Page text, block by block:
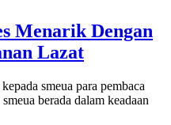
Menarik Dengan
Lazat
smeua para pembaca
berada dalam keadaan